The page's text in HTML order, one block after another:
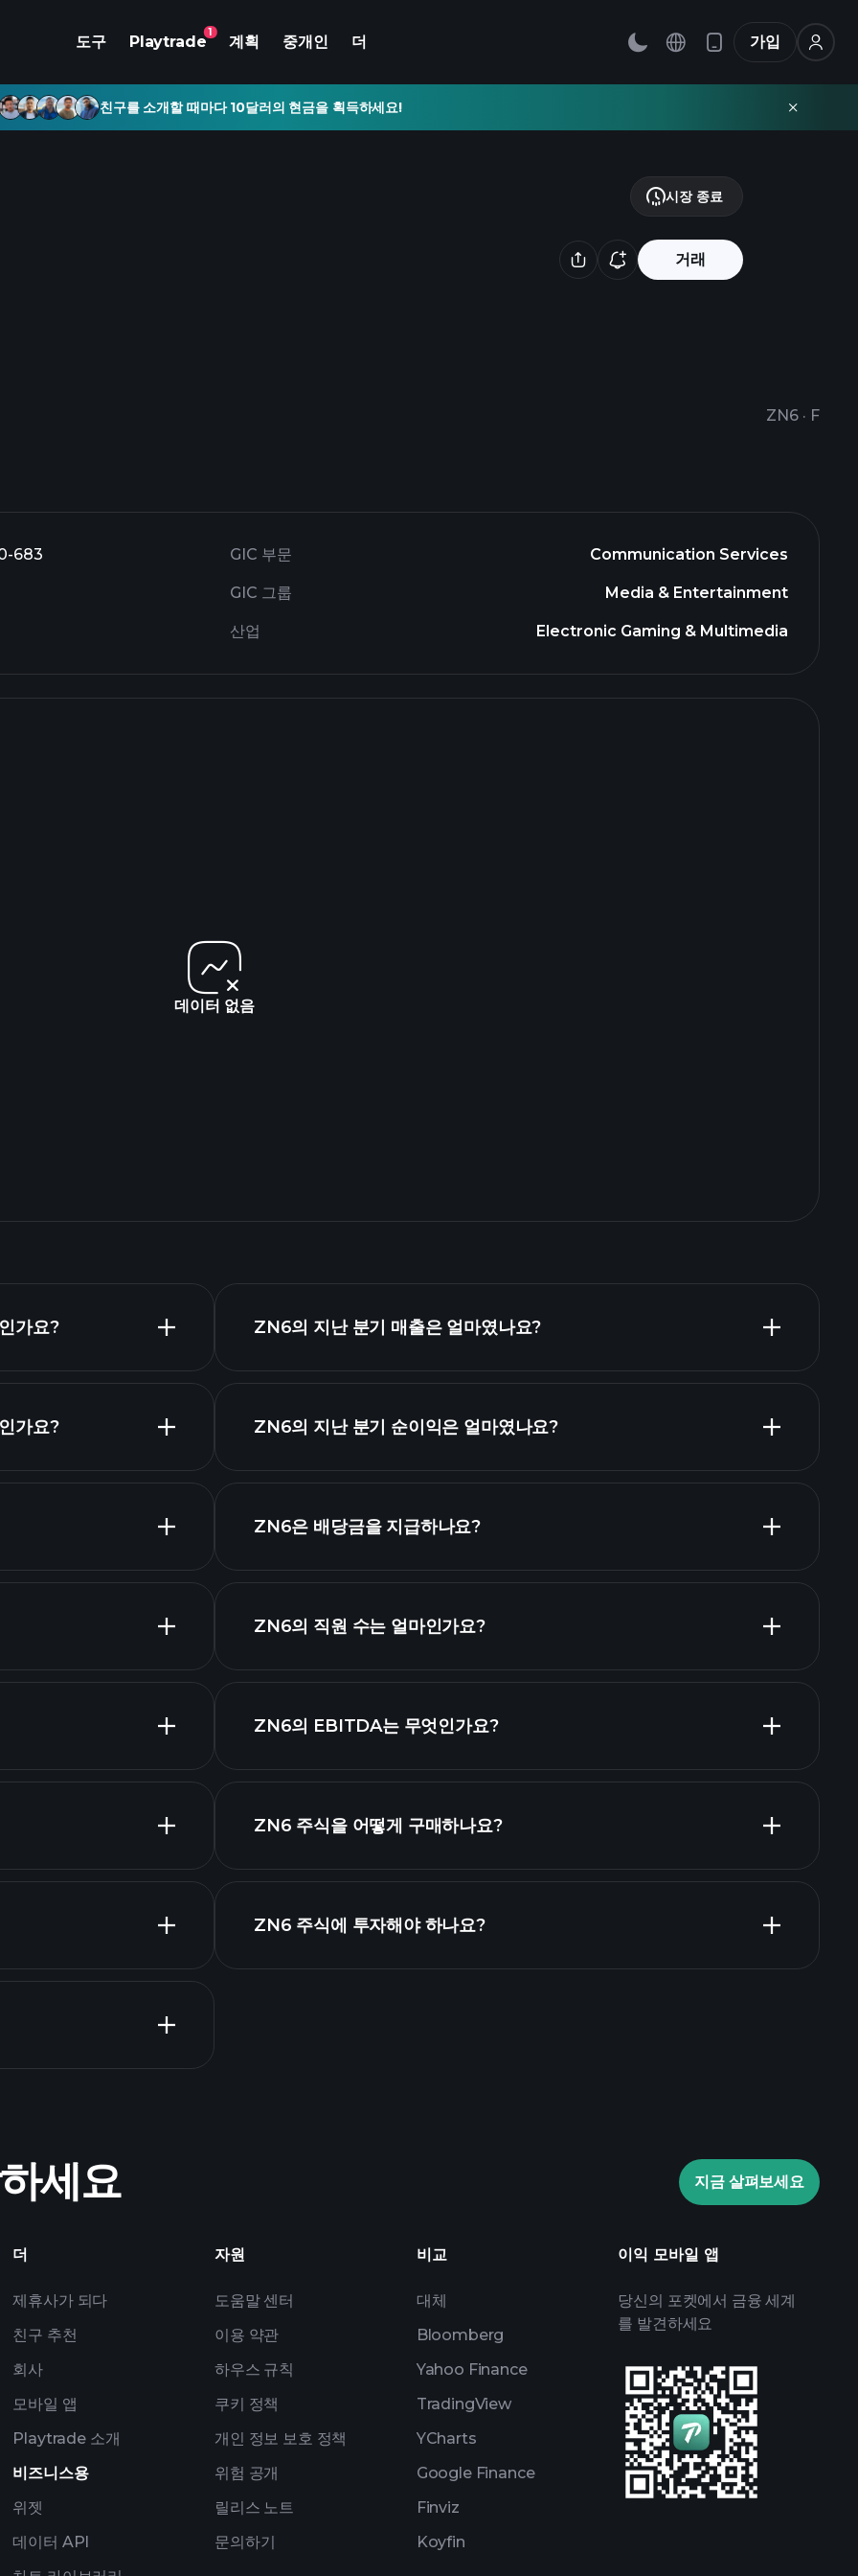
도구 Playtrade
1
계획 중개인 더 가입
친구를 소개할 때마다 10달러의 현금을 획득하세요!
거래
ZN6 · F
시장 종료
683
GIC 부문 Communication Services
GIC 그룹 Media & Entertainment
산업 Electronic Gaming & Multimedia
데이터 없음
가요?
가요?
시가 총액
ZN6의 지난 분기 매출은 얼마였나요?
ZN6의 지난 분기 순이익은 얼마였나요?
ZN6은 배당금을 지급하나요?
고배당 주식 목록
ZN6의 직원 수는 얼마인가요?
가장 큰 고용주 목록
ZN6의 EBITDA는 무엇인가요?
ZN6 주식을 어떻게 구매하나요?
Playtrade Tournaments
ZN6 주식에 투자해야 하나요?
억만장자 포트
세요 지금 살펴보세요
더
제휴사가 되다
친구 추천
회사
모바일 앱
Playtrade 소개
비즈니스용
위젯
데이터 API
자원
도움말 센터
이용 약관
하우스 규칙
쿠키 정책
개인 정보 보호 정책
위험 공개
릴리스 노트
문의하기
비교
대체
Bloomberg
Yahoo Finance
TradingView
YCharts
Google Finance
Finviz
Koyfin
이익 모바일 앱
당신의 포켓에서 금융 세계
를 발견하세요